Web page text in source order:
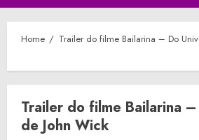
Home Trailer do filme Bailarina – Do
Trailer do filme Bailarina
de John Wick